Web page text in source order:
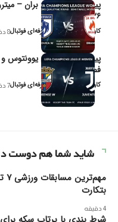
پیش‌بینی و تحلیل بران –
۲۰۲۶
کاوه نیک‌فر، تحلیل‌گر حرفه‌ای فوتبال8 دقیقه
پیش‌بینی و تحلیل یوونتوس و
فصل ۲۰۲۶
کاوه نیک‌فر، تحلیل‌گر حرفه‌ای فوتبال7 دقیقه
شاید شما هم دوست
بتکارت
4 دقیقه